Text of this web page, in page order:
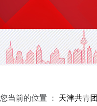
您当前的位置 ： 天津共青团